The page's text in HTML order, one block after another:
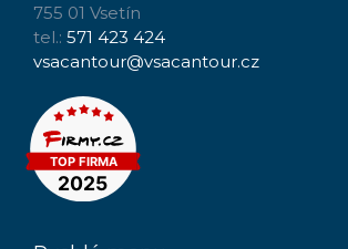
755 01 Vsetín
tel.: 571 423 424
vsacantour@vsacantour.cz